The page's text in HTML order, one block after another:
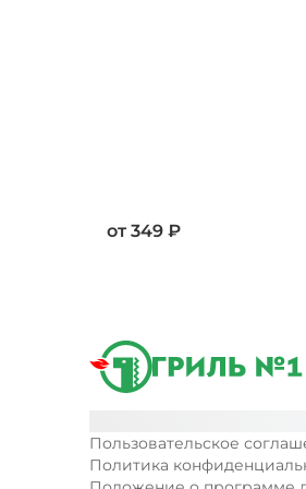
от 349 ₽
Пользовательское
Политика